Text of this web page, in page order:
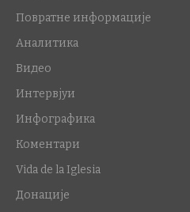
Повратне информације
Аналитика
Видео
Интервјуи
Инфографика
Коментари
Vida de la Iglesia
Донације